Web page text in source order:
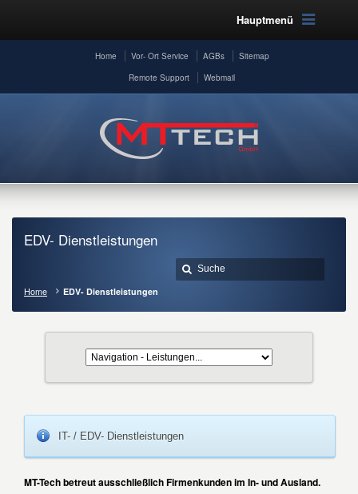
Hauptmenü
Home Vor- Ort Service AGBs
Sitemap
Remote Support
Webmail
EDV- Dienstleistungen
Home EDV- Dienstleistungen
IT- / EDV- Dienstleistungen
MT-Tech betreut ausschließlich Firmenkunden im In- und Ausland.